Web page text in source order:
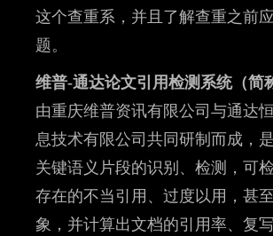
这个查重系，并且了解查重之前
题。
维普-通达论文引用检测系统（简
由重庆维普资讯有限公司与通达
息技术有限公司共同研制而成，
关键语义片段的识别、检测，可
存在的不当引用、过度以用，甚
象，并计算出文档的引用率、复